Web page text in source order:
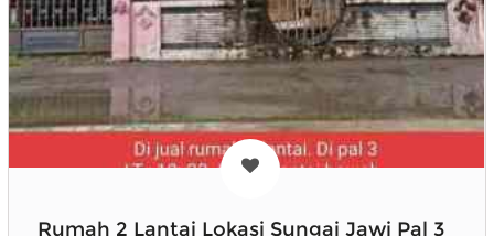
Rumah 2 Lantai Lokasi Sungai Jawi Pal 3